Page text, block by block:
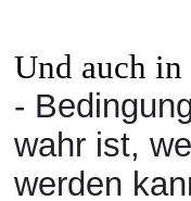
Und auch in
-
wahr ist,
werden